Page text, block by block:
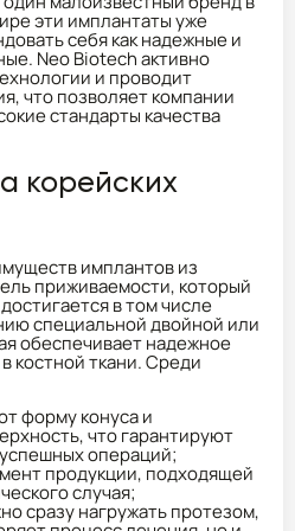
эти имплантаты уже
себя как надежные и
Neo Biotech активно
и проводит
что позволяет компании
стандарты качества
корейских
имплантов из
приживаемости, который
в том числе
специальной двойной или
обеспечивает надежное
костной ткани. Среди
форму конуса и
что гарантируют
операций;
продукции, подходящей
случая;
сразу нагружать протезом,